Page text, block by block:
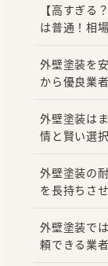
【高すぎる
は普通！相
外壁塗装を
から優良業
外壁塗装は
情と賢い選択
外壁塗装の
を長持ちさ
外壁塗装で
頼できる業